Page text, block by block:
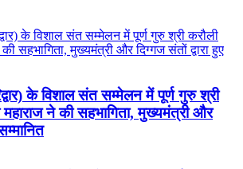
के विशाल संत सम्मेलन में पूर्ण गुरु श्री
ने की सहभागिता, मुख्यमंत्री और